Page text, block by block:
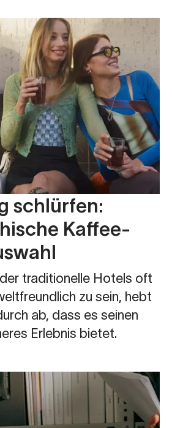
schlürfen:
Kaffee-
der traditionelle Hotels oft
zu sein, hebt
ab, dass es seinen
Erlebnis bietet.